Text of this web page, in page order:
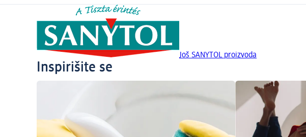
Još SANYTOL proizvoda
Inspirišite se